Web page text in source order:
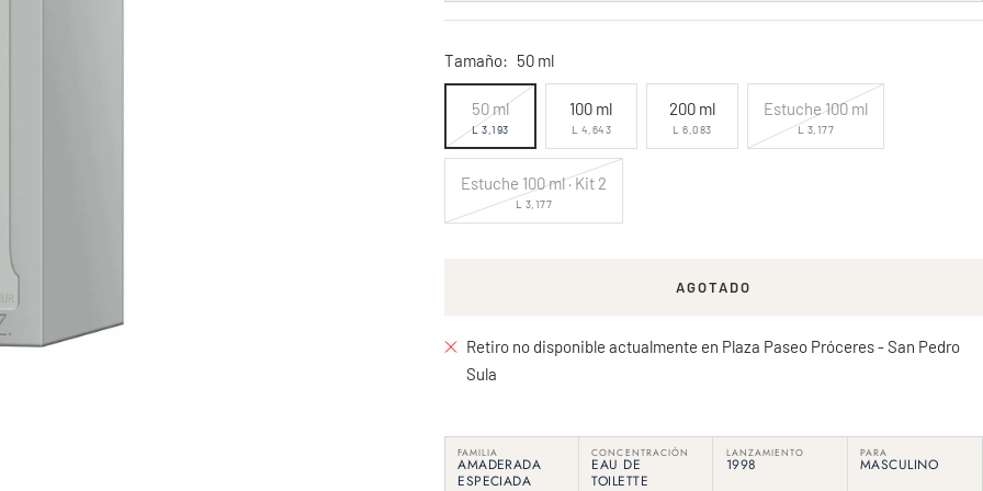
Tamaño: 50 ml
50 ml
L 3,193
100 ml
L 4,643
200 ml
L 6,083
Estuche 100 ml
L 3,177
Estuche 100 ml · Kit 2
L 3,177
AGOTADO
Retiro no disponible actualmente en Plaza Paseo Próceres - San Pedro
Sula
FAMILIA
AMADERADA
ESPECIADA
CONCENTRACIÓN
EAU DE
TOILETTE
LANZAMIENTO
1998
PARA
MASCULINO